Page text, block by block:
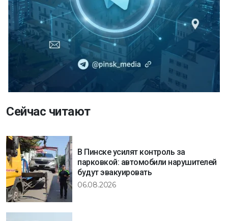
Сейчас читают
В Пинске усилят контроль за
парковкой: автомобили нарушителей
будут эвакуировать
06.08.2026